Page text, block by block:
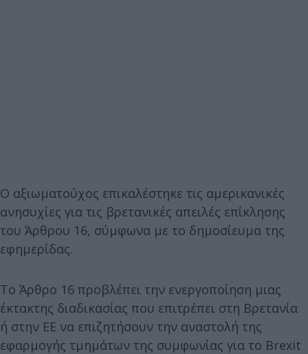
Ο αξιωματούχος επικαλέστηκε τις αμερικανικές
ανησυχίες για τις βρετανικές απειλές επίκλησης
του Άρθρου 16, σύμφωνα με το δημοσίευμα της
εφημερίδας.
Το Άρθρο 16 προβλέπει την ενεργοποίηση μιας
έκτακτης διαδικασίας που επιτρέπει στη Βρετανία
ή στην ΕΕ να επιζητήσουν την αναστολή της
εφαρμογής τμημάτων της συμφωνίας για το Brexit